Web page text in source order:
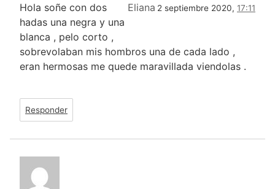
Eliana 2 septiembre 2020, 17:11
Hola soñe con dos
hadas una negra y una
blanca , pelo corto ,
sobrevolaban mis hombros una de cada lado ,
eran hermosas me quede maravillada viendolas .
Responder